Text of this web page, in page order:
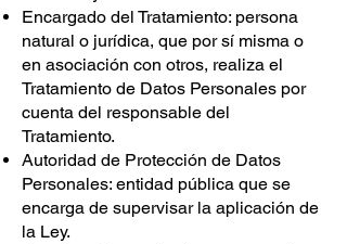
Encargado del Tratamiento: persona
natural o jurídica, que por sí misma o
en asociación con otros, realiza el
Tratamiento de Datos Personales por
cuenta del responsable del
Tratamiento.
Autoridad de Protección de Datos
Personales: entidad pública que se
encarga de supervisar la aplicación de
la Ley.